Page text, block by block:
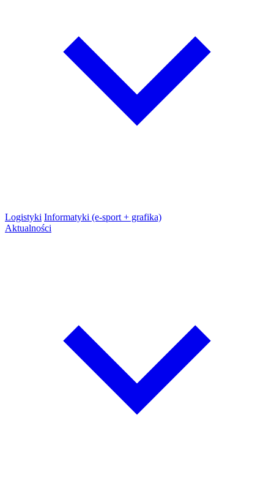
Logistyki Informatyki (e-sport + grafika)
Aktualności